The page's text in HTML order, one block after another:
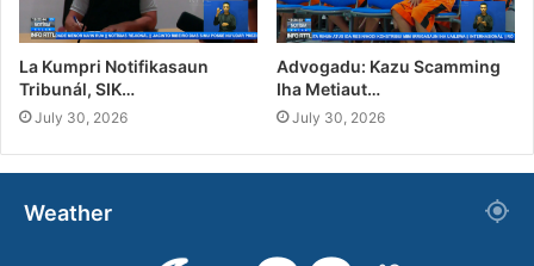
La Kumpri Notifikasaun
Tribunál, SIK…
July 30, 2026
Advogadu: Kazu Scamming
Iha Metiaut…
July 30, 2026
Weather